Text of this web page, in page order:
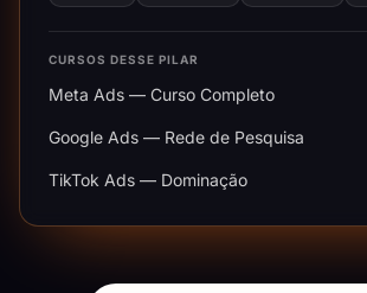
CURSOS DESSE PILAR
Meta Ads — Curso Completo
Google Ads — Rede de Pesquisa
TikTok Ads — Dominação